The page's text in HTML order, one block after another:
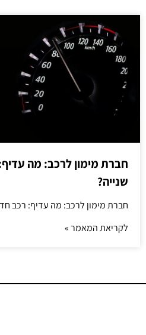
חברת מימון לרכב: מה
שנייה?
חברת מימון לרכב: מה עדיף: רכב
לקריאת המאמר »